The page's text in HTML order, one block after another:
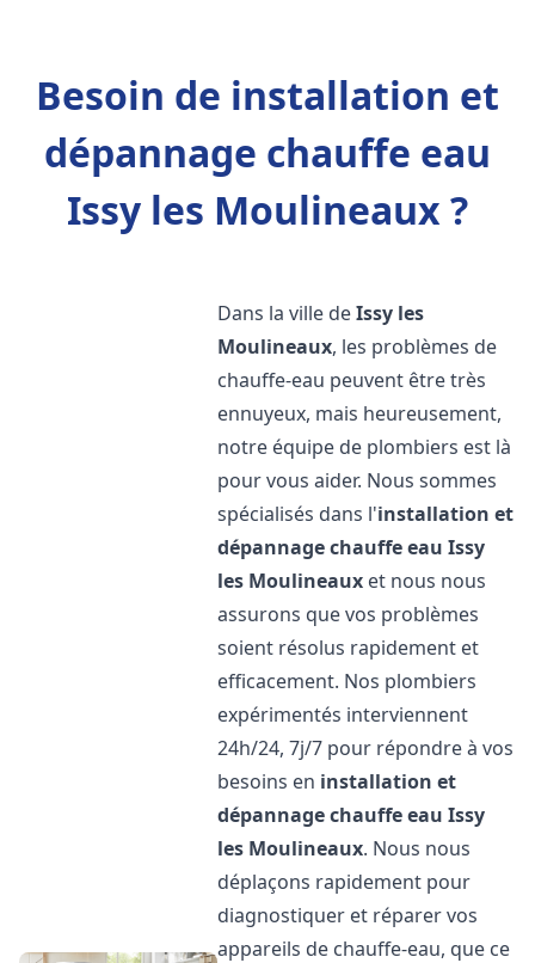
Besoin de installation et
dépannage chauffe eau
Issy les Moulineaux ?
Dans la ville deIssy les
Moulineaux, les problèmes de
chauffe-eau peuvent être très
ennuyeux, mais heureusement,
notre équipe de plombiers est là
pour vous aider. Nous sommes
spécialisés dans l'installation et
dépannage chauffe eau Issy
les Moulineaux et nous nous
assurons que vos problèmes
soient résolus rapidement et
efficacement. Nos plombiers
expérimentés interviennent
24h/24, 7j/7 pour répondre à vos
besoins en installation et
dépannage chauffe eau Issy
les Moulineaux. Nous nous
déplaçons rapidement pour
diagnostiquer et réparer vos
appareils de chauffe-eau, que ce